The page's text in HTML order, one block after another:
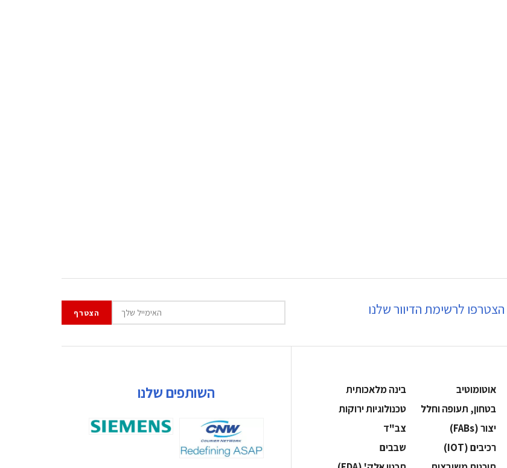
הצטרפו לרשימת הדיוור שלנו
אוטומוטיב
בינה מלאכותית
בטחון, תעופה וחלל
‫טכנולוגיות ירוקות‬
‫יצור (‪(FABs‬‬
‫צב"ד‬
‫רכיבים‬ (IOT)
‫שבבים‬
השותפים שלנו